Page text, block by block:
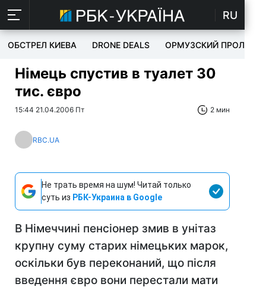
RU
ОБСТРЕЛ КИЕВА DRONE DEALS ОРМУЗСКИЙ ПРОЛИВ
Німець спустив в туалет 30
тис. євро
15:44 21.04.2006 Пт 2 мин
RBC.UA
Не трать время на шум! Читай только
суть из РБК-Украина в Google
В Німеччині пенсіонер змив в унітаз
крупну суму старих німецьких марок,
оскільки був переконаний, що після
введення євро вони перестали мати